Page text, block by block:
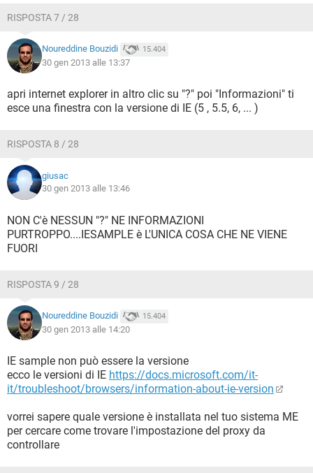
RISPOSTA 7 / 28
Noureddine Bouzidi 15.404
30 gen 2013 alle 13:37
apri internet explorer in altro clic su "?" poi "Informazioni" ti
esce una finestra con la versione di IE (5 , 5.5, 6, ... )
RISPOSTA 8 / 28
giusac
30 gen 2013 alle 13:46
NON C'è NESSUN "?" NE INFORMAZIONI
PURTROPPO....IESAMPLE è L'UNICA COSA CHE NE VIENE
FUORI
RISPOSTA 9 / 28
Noureddine Bouzidi 15.404
30 gen 2013 alle 14:20
IE sample non può essere la versione
ecco le versioni di IE https://docs.microsoft.com/it-
it/troubleshoot/browsers/information-about-ie-version
vorrei sapere quale versione è installata nel tuo sistema ME
per cercare come trovare l'impostazione del proxy da
controllare